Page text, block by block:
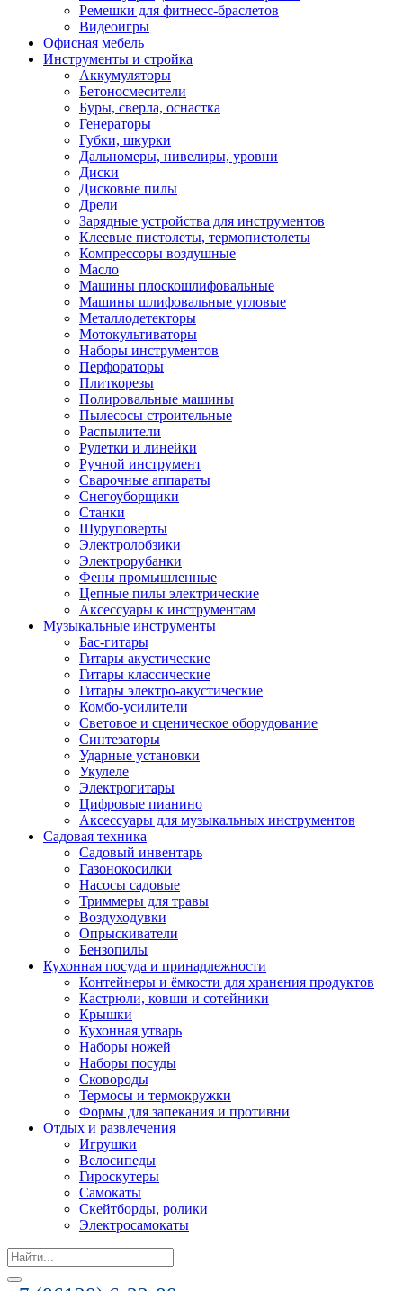
Ремешки для фитнесс-браслетов
Видеоигры
Офисная мебель
Инструменты и стройка
Аккумуляторы
Бетоносмесители
Буры, сверла, оснастка
Генераторы
Губки, шкурки
Дальномеры, нивелиры, уровни
Диски
Дисковые пилы
Дрели
Зарядные устройства для инструментов
Клеевые пистолеты, термопистолеты
Компрессоры воздушные
Масло
Машины плоскошлифовальные
Машины шлифовальные угловые
Металлодетекторы
Мотокультиваторы
Наборы инструментов
Перфораторы
Плиткорезы
Полировальные машины
Пылесосы строительные
Распылители
Рулетки и линейки
Ручной инструмент
Сварочные аппараты
Снегоуборщики
Станки
Шуруповерты
Электролобзики
Электрорубанки
Фены промышленные
Цепные пилы электрические
Аксессуары к инструментам
Музыкальные инструменты
Бас-гитары
Гитары акустические
Гитары классические
Гитары электро-акустические
Комбо-усилители
Световое и сценическое оборудование
Синтезаторы
Ударные установки
Укулеле
Электрогитары
Цифровые пианино
Аксессуары для музыкальных инструментов
Садовая техника
Садовый инвентарь
Газонокосилки
Насосы садовые
Триммеры для травы
Воздуходувки
Опрыскиватели
Бензопилы
Кухонная посуда и принадлежности
Контейнеры и ёмкости для хранения продуктов
Кастрюли, ковши и сотейники
Крышки
Кухонная утварь
Наборы ножей
Наборы посуды
Сковороды
Термосы и термокружки
Формы для запекания и противни
Отдых и развлечения
Игрушки
Велосипеды
Гироскутеры
Самокаты
Скейтборды, ролики
Электросамокаты
Search
for: